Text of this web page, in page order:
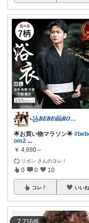
꧁𝑩𝑬𝑩𝑬𓊝𝑹𝑶𝑶𝑴꧂
🌟お買い物マラソン🌟
om2 ...
￥ 4,680～
リボン さんのコレ！
0 0 10
コレ いいね